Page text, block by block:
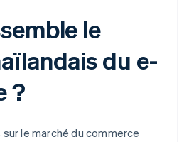
le
du e-
?
le marché du commerce